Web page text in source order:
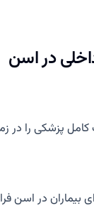
را در
بیماران در